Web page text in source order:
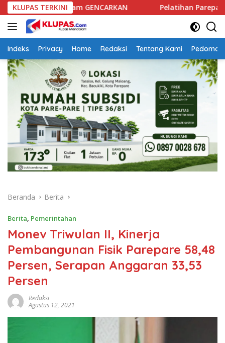
Langsung
ke
konten
KLUPAS TERKINI
GENCARKAN Pelatihan Parepare Keren Tahap II
Indeks Privacy Home Redaksi Tentang Kami
Beranda Berita
Berita, Pemerintahan
Monev Triwulan II, Kinerja
Pembangunan Fisik Parepare 58,48
Persen, Serapan Anggaran 33,53
Persen
Redaksi
Agustus 12, 2021